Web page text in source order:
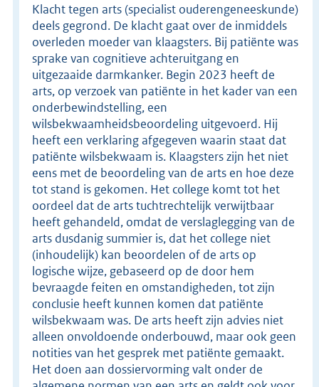
Klacht tegen arts (specialist ouderengeneeskunde)
deels gegrond. De klacht gaat over de inmiddels
overleden moeder van klaagsters. Bij patiënte was
sprake van cognitieve achteruitgang en
uitgezaaide darmkanker. Begin 2023 heeft de
arts, op verzoek van patiënte in het kader van een
onderbewindstelling, een
wilsbekwaamheidsbeoordeling uitgevoerd. Hij
heeft een verklaring afgegeven waarin staat dat
patiënte wilsbekwaam is. Klaagsters zijn het niet
eens met de beoordeling van de arts en hoe deze
tot stand is gekomen. Het college komt tot het
oordeel dat de arts tuchtrechtelijk verwijtbaar
heeft gehandeld, omdat de verslaglegging van de
arts dusdanig summier is, dat het college niet
(inhoudelijk) kan beoordelen of de arts op
logische wijze, gebaseerd op de door hem
bevraagde feiten en omstandigheden, tot zijn
conclusie heeft kunnen komen dat patiënte
wilsbekwaam was. De arts heeft zijn advies niet
alleen onvoldoende onderbouwd, maar ook geen
notities van het gesprek met patiënte gemaakt.
Het doen aan dossiervorming valt onder de